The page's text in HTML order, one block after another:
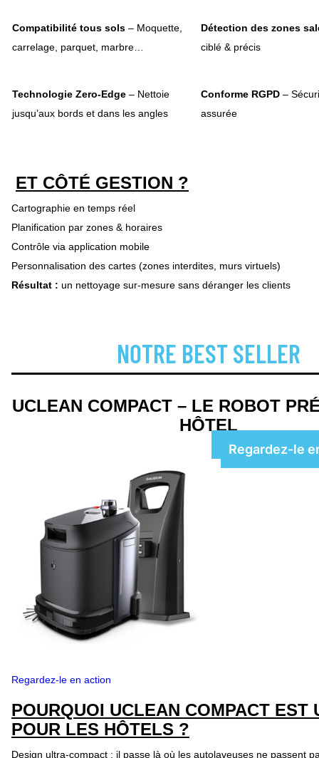
Compatibilité tous sols – Moquette,
carrelage, parquet, marbre…
Détection des zones
ciblé & précis
Technologie Zero-Edge – Nettoie
jusqu’aux bords et dans les angles
Conforme RGPD –
assurée
ET CÔTÉ GESTION ?
Cartographie en temps réel
Planification par zones & horaires
Contrôle via application mobile
Personnalisation des cartes (zones interdites, murs virtuels)
Résultat : un nettoyage sur-mesure sans déranger les clients
NOTRE BEST SELLER
UCLEAN COMPACT – LE ROBOT
HÔTEL
Regardez-le
Regardez-le en action
POURQUOI UCLEAN COMPACT EST
POUR LES HÔTELS ?
Design ultra-compact : il passe là où les autolaveuses ne passent